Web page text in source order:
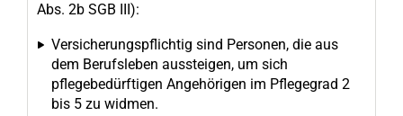
Abs. 2b SGB III):
Versicherungspflichtig sind Personen, die aus
dem Berufsleben aussteigen, um sich
pflegebedürftigen Angehörigen im Pflegegrad 2
bis 5 zu widmen.